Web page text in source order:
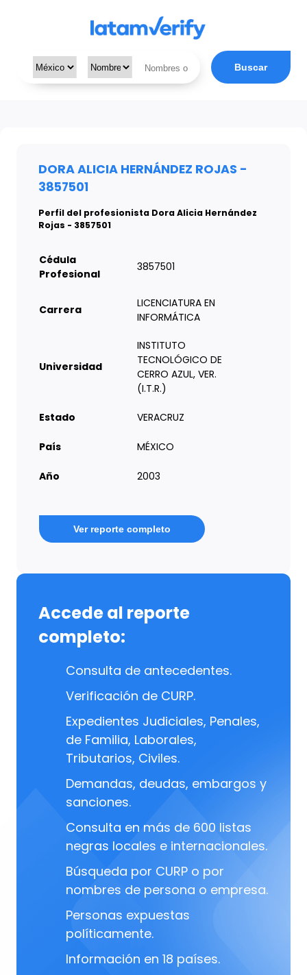
Buscar
DORA ALICIA HERNÁNDEZ ROJAS -
3857501
Perfil del profesionista Dora Alicia Hernández
Rojas - 3857501
Cédula
Profesional
3857501
Carrera
LICENCIATURA EN
INFORMÁTICA
Universidad
INSTITUTO
TECNOLÓGICO DE
CERRO AZUL, VER.
(I.T.R.)
Estado VERACRUZ
País MÉXICO
Año 2003
Ver reporte completo
Accede al reporte
completo:
Consulta de antecedentes.
Verificación de CURP.
Expedientes Judiciales, Penales,
de Familia, Laborales,
Tributarios, Civiles.
Demandas, deudas, embargos y
sanciones.
Consulta en más de 600 listas
negras locales e internacionales.
Búsqueda por CURP o por
nombres de persona o empresa.
Personas expuestas
políticamente.
Información en 18 países.